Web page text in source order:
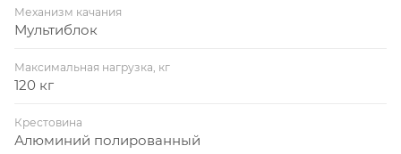
Механизм качания
Мультиблок
Максимальная нагрузка, кг
120 кг
Крестовина
Алюминий полированный